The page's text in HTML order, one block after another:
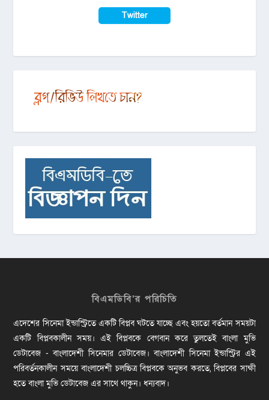
Twitter
বিএমডিবি’র পরিচিতি
এদেশের সিনেমা ইন্ডাস্ট্রিতে একটি বিপ্লব ঘটতে যাচ্ছে এবং হয়তো বর্তমান সময়টা
একটি বিপ্লবকালীন সময়। এই বিপ্লবকে বেগবান করে তুলতেই বাংলা মুভি
ডেটাবেজ - বাংলাদেশী সিনেমার ডেটাবেজ। বাংলাদেশী সিনেমা ইন্ডাস্ট্রির এই
পরিবর্তনকালীন সময়ে বাংলাদেশী চলচ্চিত্র বিপ্লবকে অনুভব করতে, বিপ্লবের সাক্ষী
হতে বাংলা মুভি ডেটাবেজ এর সাথে থাকুন। ধন্যবাদ।